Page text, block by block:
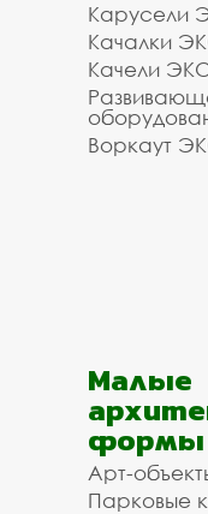
Карусели
Качалки
Качели
Воркаут
Малые
Арт-
Парковые